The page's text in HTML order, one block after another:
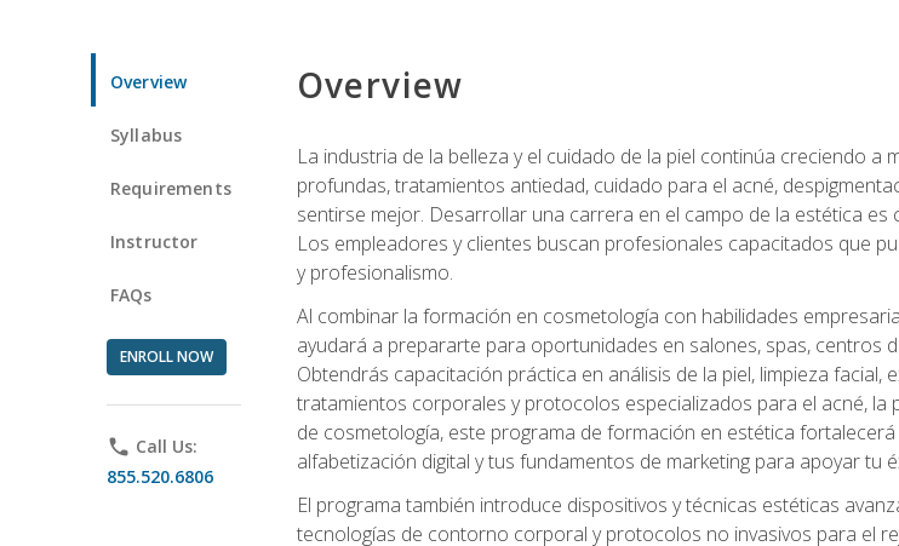
Overview
Syllabus
Requirements
Instructor
FAQs
ENROLL NOW
phone Call Us:
855.520.6806
Overview
La industria de la belleza y el cuidado de la piel continúa creciendo
profundas, tratamientos antiedad, cuidado para el acné,
sentirse mejor. Desarrollar una carrera en el campo de la estética
Los empleadores y clientes buscan profesionales capacitados que
y profesionalismo.
Al combinar la formación en cosmetología con habilidades
ayudará a prepararte para oportunidades en salones, spas, centros
Obtendrás capacitación práctica en análisis de la piel, limpieza
tratamientos corporales y protocolos especializados para el acné, la
de cosmetología, este programa de formación en estética
alfabetización digital y tus fundamentos de marketing para apoyar tu
El programa también introduce dispositivos y técnicas estéticas
tecnologías de contorno corporal y protocolos no invasivos para el